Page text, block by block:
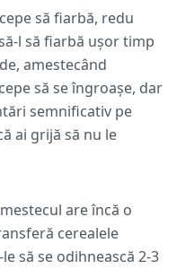
să fiarbă, redu
l să fiarbă ușor timp
amestecând
să se îngroașe, dar
semnificativ pe
ai grijă să nu le
are încă o
cerealele
să se odihnească 2-3